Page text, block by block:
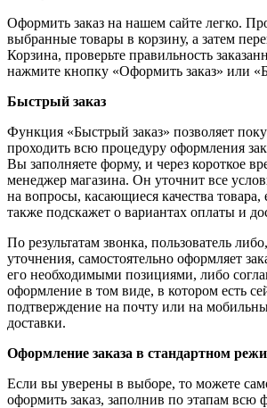
Оформить заказ на нашем сайте легко.
выбранные товары в корзину, а затем
Корзина, проверьте правильность
нажмите кнопку «Оформить заказ» или
Быстрый заказ
Функция «Быстрый заказ» позволяет
проходить всю процедуру оформления
Вы заполняете форму, и через короткое
менеджер магазина. Он уточнит все
на вопросы, касающиеся качества товара,
также подскажет о вариантах оплаты и
По результатам звонка, пользователь
уточнения, самостоятельно оформляет
его необходимыми позициями, либо
оформление в том виде, в котором есть
подтверждение на почту или на
доставки.
Оформление заказа в стандартном
Если вы уверены в выборе, то можете
оформить заказ, заполнив по этапам всю